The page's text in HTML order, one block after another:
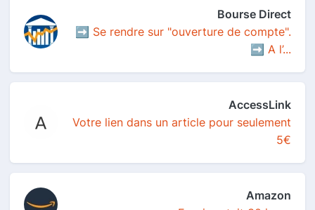
Bourse Direct
➡️ Se rendre sur "ouverture de compte".
➡️ A l’...
AccessLink
Votre lien dans un article pour seulement
5€
Amazon